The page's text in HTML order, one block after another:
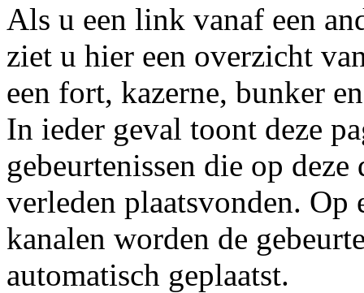
Als u een link vanaf een
ziet u hier een overzicht
een fort, kazerne, bunker
In ieder geval toont deze
gebeurtenissen die op
verleden plaatsvonden. Op
kanalen worden de
automatisch geplaatst.